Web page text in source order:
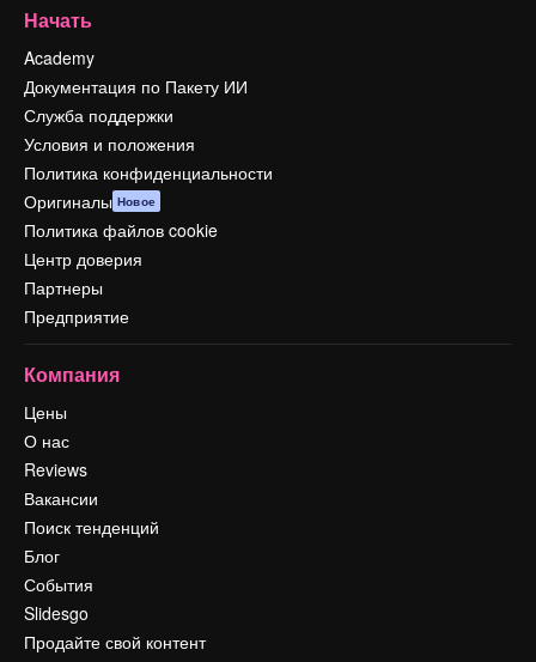
Начать
Academy
Документация по Пакету ИИ
Служба поддержки
Условия и положения
Политика конфиденциальности
Оригиналы Новое
Политика файлов cookie
Центр доверия
Партнеры
Предприятие
Компания
Цены
О нас
Reviews
Вакансии
Поиск тенденций
Блог
События
Slidesgo
Продайте свой контент